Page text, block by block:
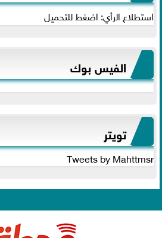
استطلاع الرأي: اضغط للتحميل
الفيس بوك
تويتر
Tweets by Mahttmsr